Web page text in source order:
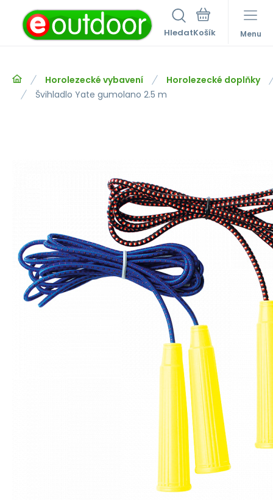
Hledat Menu
Horolezecké vybavení
Horolezecké doplňky
Švihladlo Yate gumolano 2.5 m